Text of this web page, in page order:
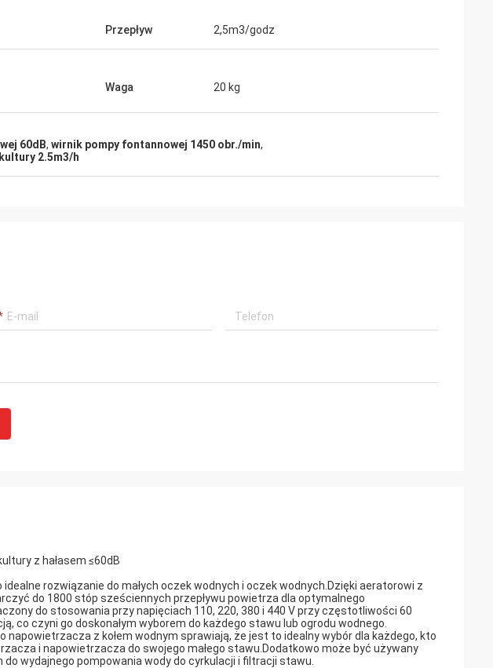
Przepływ 2,5m3/godz
Waga 20 kg
60dB, wirnik pompy fontannowej 1450 obr./min,
2.5m3/h
z hałasem ≤60dB
idealne rozwiązanie do małych oczek wodnych i oczek wodnych.Dzięki aeratorowi z
do 1800 stóp sześciennych przepływu powietrza dla optymalnego
do stosowania przy napięciach 110, 220, 380 i 440 V przy częstotliwości 60
co czyni go doskonałym wyborem do każdego stawu lub ogrodu wodnego.
z kołem wodnym sprawiają, że jest to idealny wybór dla każdego, kto
i napowietrzacza do swojego małego stawu.Dodatkowo może być używany
wydajnego pompowania wody do cyrkulacji i filtracji stawu.